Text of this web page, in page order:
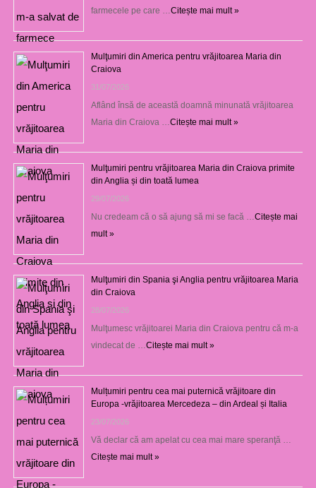
farmecele pe care …Citește mai mult »
Mulţumiri din America pentru vrăjitoarea Maria din
Craiova
31/07/2026
Aflând însă de această doamnă minunată vrăjitoarea
Maria din Craiova …Citește mai mult »
Mulţumiri pentru vrăjitoarea Maria din Craiova primite
din Anglia și din toată lumea
29/07/2026
Nu credeam că o să ajung să mi se facă …Citește mai
mult »
Mulţumiri din Spania şi Anglia pentru vrăjitoarea Maria
din Craiova
28/07/2026
Mulţumesc vrăjitoarei Maria din Craiova pentru că m-a
vindecat de …Citește mai mult »
Mulțumiri pentru cea mai puternică vrăjitoare din
Europa -vrăjitoarea Mercedeza – din Ardeal și Italia
23/07/2026
Vă declar că am apelat cu cea mai mare speranţă …
Citește mai mult »